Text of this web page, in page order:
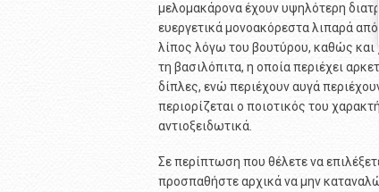
μελομακάρονα έχουν υψηλότερη
ευεργετικά μονοακόρεστα λιπαρά
λίπος λόγω του βουτύρου, καθώς και
τη βασιλόπιτα, η οποία περιέχει
δίπλες, ενώ περιέχουν αυγά
περιορίζεται ο ποιοτικός του
αντιοξειδωτικά.
Σε περίπτωση που θέλετε να
προσπαθήστε αρχικά να μην